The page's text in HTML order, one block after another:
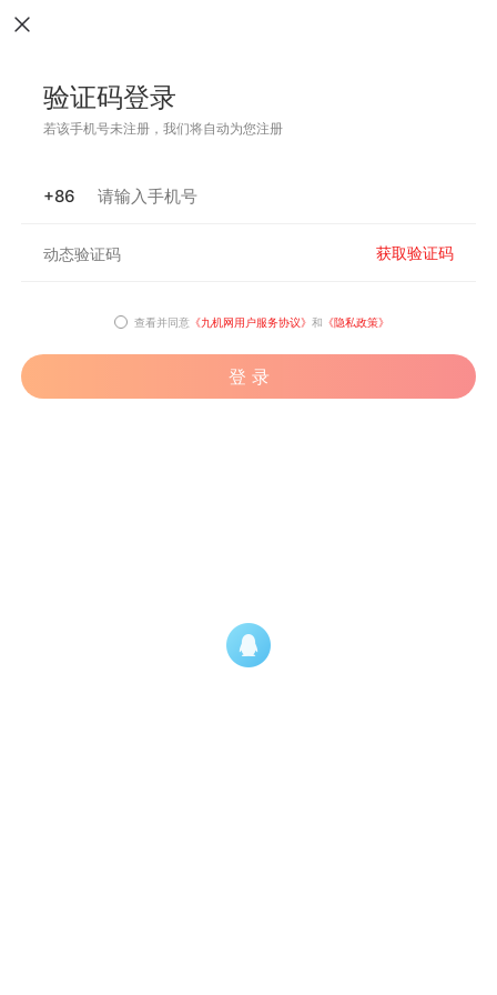
验证码登录
若该手机号未注册，我们将自动为您注册
+86
获取验证码
查看并同意 《九机网用户服务协议》 和 《隐私政策》
登 录